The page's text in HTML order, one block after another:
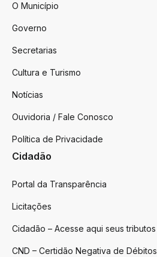
O Município
Governo
Secretarias
Cultura e Turismo
Notícias
Ouvidoria / Fale Conosco
Política de Privacidade
Cidadão
Portal da Transparência
Licitações
Cidadão – Acesse aqui seus tributos
CND – Certidão Negativa de Débitos